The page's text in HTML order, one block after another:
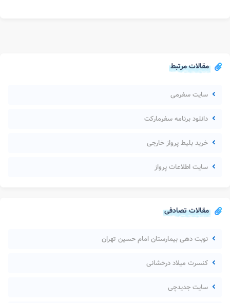
مقالات مرتبط
سایت سفرمی
دانلود برنامه سفرمارکت
خرید بلیط پرواز خارجی
سایت اطلاعات پرواز
مقالات تصادفی
نوبت دهی بیمارستان امام حسین تهران
کنسرت میلاد درخشانی
سایت جدیدچی